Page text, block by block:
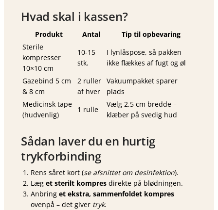
Hvad skal i kassen?
Produkt Antal
Tip til opbevaring
Sterile
kompresser
10×10 cm
10-15
stk.
I lynlåspose, så pakken
ikke flækkes af fugt og øl
Gazebind 5 cm
& 8 cm
2 ruller
af hver
Vakuumpakket sparer
plads
Medicinsk tape
(hudvenlig)
1 rulle
Vælg 2,5 cm bredde –
klæber på svedig hud
Sådan laver du en hurtig
trykforbinding
Rens såret kort (se afsnittet om desinfektion).
Læg et sterilt kompres direkte på blødningen.
Anbring et ekstra, sammenfoldet kompres
ovenpå – det giver tryk.